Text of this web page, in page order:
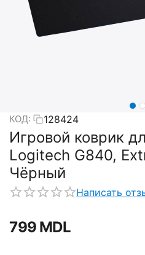
КОД: 128424
Игровой коврик
Logitech G840,
Чёрный
Написать
‍799‍ MDL